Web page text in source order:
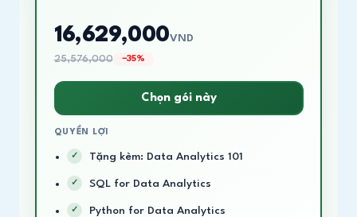
16,629,000VND
25,576,000 −35%
Chọn gói này
QUYỀN LỢI
Tặng kèm: Data Analytics 101
SQL for Data Analytics
Python for Data Analytics